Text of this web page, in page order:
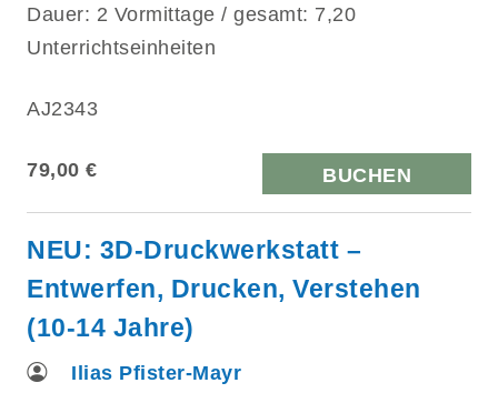
Dauer: 2 Vormittage / gesamt: 7,20
Unterrichtseinheiten
AJ2343
79,00 € BUCHEN
NEU: 3D-Druckwerkstatt –
Entwerfen, Drucken, Verstehen
(10-14 Jahre)
Ilias Pfister-Mayr